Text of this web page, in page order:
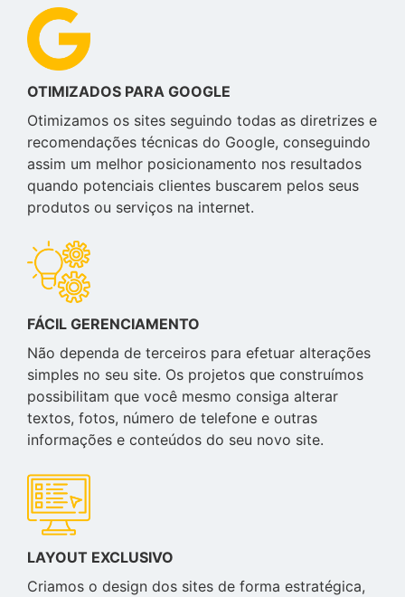
OTIMIZADOS PARA GOOGLE
Otimizamos os sites seguindo todas as diretrizes e
recomendações técnicas do Google, conseguindo
assim um melhor posicionamento nos resultados
quando potenciais clientes buscarem pelos seus
produtos ou serviços na internet.
FÁCIL GERENCIAMENTO
Não dependa de terceiros para efetuar alterações
simples no seu site. Os projetos que construímos
possibilitam que você mesmo consiga alterar
textos, fotos, número de telefone e outras
informações e conteúdos do seu novo site.
LAYOUT EXCLUSIVO
Criamos o design dos sites de forma estratégica,